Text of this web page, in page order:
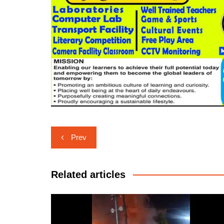
Post
navigation
Prev
Related articles